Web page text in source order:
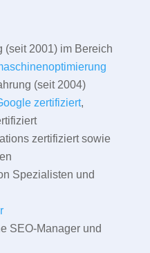
(seit 2001) im Bereich
(seit 2004)
zertifiziert,
zertifiziert sowie
Spezialisten und
SEO-Manager und